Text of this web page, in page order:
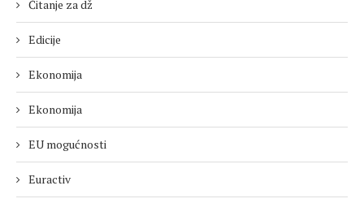
Čitanje za dž
Edicije
Ekonomija
Ekonomija
EU mogućnosti
Euractiv